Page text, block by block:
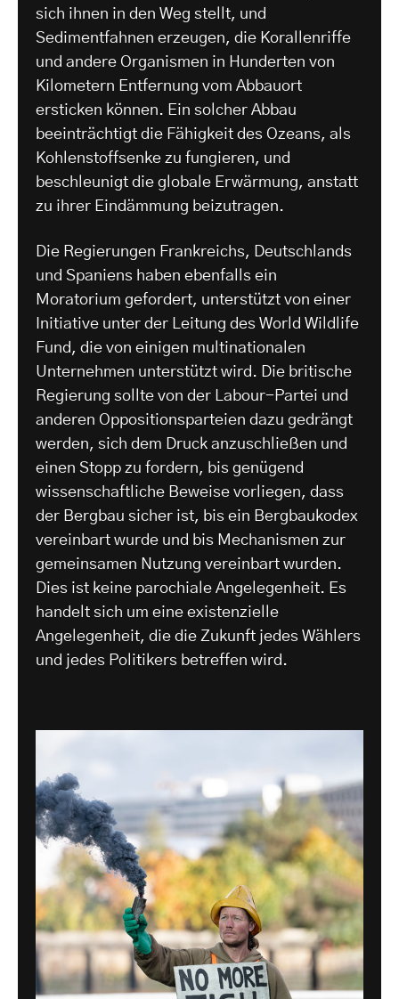
sich ihnen in den Weg stellt, und
Sedimentfahnen erzeugen, die Korallenriffe
und andere Organismen in Hunderten von
Kilometern Entfernung vom Abbauort
ersticken können. Ein solcher Abbau
beeinträchtigt die Fähigkeit des Ozeans, als
Kohlenstoffsenke zu fungieren, und
beschleunigt die globale Erwärmung, anstatt
zu ihrer Eindämmung beizutragen.
Die Regierungen Frankreichs, Deutschlands
und Spaniens haben ebenfalls ein
Moratorium gefordert, unterstützt von einer
Initiative unter der Leitung des World Wildlife
Fund, die von einigen multinationalen
Unternehmen unterstützt wird. Die britische
Regierung sollte von der Labour-Partei und
anderen Oppositionsparteien dazu gedrängt
werden, sich dem Druck anzuschließen und
einen Stopp zu fordern, bis genügend
wissenschaftliche Beweise vorliegen, dass
der Bergbau sicher ist, bis ein Bergbaukodex
vereinbart wurde und bis Mechanismen zur
gemeinsamen Nutzung vereinbart wurden.
Dies ist keine parochiale Angelegenheit. Es
handelt sich um eine existenzielle
Angelegenheit, die die Zukunft jedes Wählers
und jedes Politikers betreffen wird.